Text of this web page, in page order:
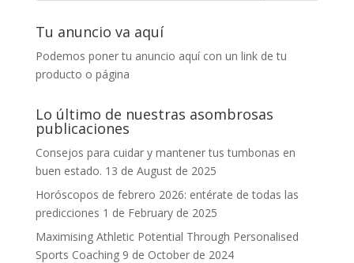
Tu anuncio va aquí
Podemos poner tu anuncio aquí con un link de tu
producto o página
Lo último de nuestras asombrosas
publicaciones
Consejos para cuidar y mantener tus tumbonas en
buen estado. 13 de August de 2025
Horóscopos de febrero 2026: entérate de todas las
predicciones 1 de February de 2025
Maximising Athletic Potential Through Personalised
Sports Coaching 9 de October de 2024